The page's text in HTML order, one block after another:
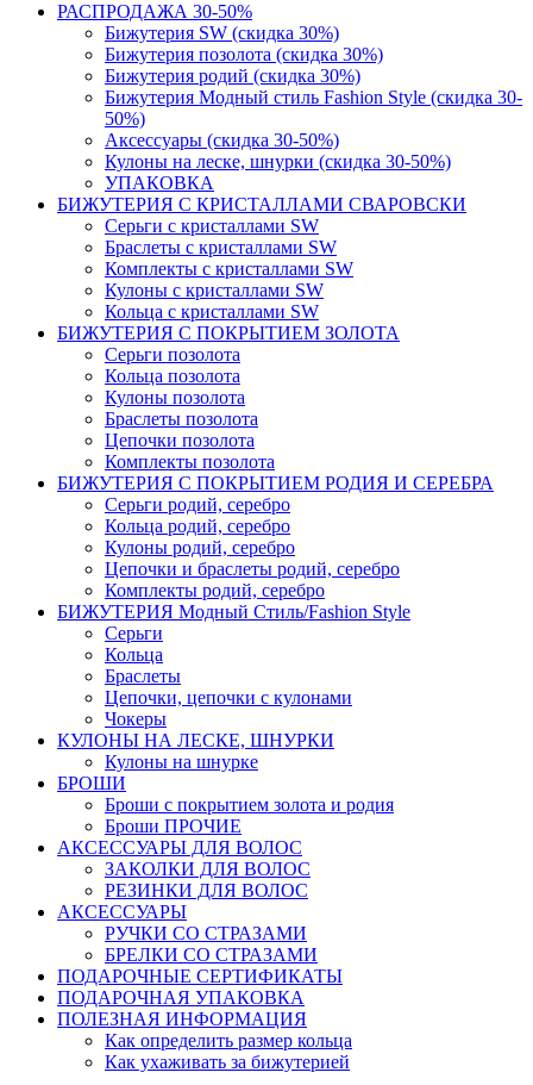
РАСПРОДАЖА 30-50%
Бижутерия SW (скидка 30%)
Бижутерия позолота (скидка 30%)
Бижутерия родий (скидка 30%)
Бижутерия Модный стиль Fashion Style (скидка 30-
50%)
Аксессуары (скидка 30-50%)
Кулоны на леске, шнурки (скидка 30-50%)
УПАКОВКА
БИЖУТЕРИЯ С КРИСТАЛЛАМИ СВАРОВСКИ
Серьги с кристаллами SW
Браслеты с кристаллами SW
Комплекты c кристаллами SW
Кулоны с кристаллами SW
Кольца с кристаллами SW
БИЖУТЕРИЯ С ПОКРЫТИЕМ ЗОЛОТА
Серьги позолота
Кольца позолота
Кулоны позолота
Браслеты позолота
Цепочки позолота
Комплекты позолота
БИЖУТЕРИЯ С ПОКРЫТИЕМ РОДИЯ И СЕРЕБРА
Серьги родий, серебро
Кольца родий, серебро
Кулоны родий, серебро
Цепочки и браслеты родий, серебро
Комплекты родий, серебро
БИЖУТЕРИЯ Модный Стиль/Fashion Style
Серьги
Кольца
Браслеты
Цепочки, цепочки с кулонами
Чокеры
КУЛОНЫ НА ЛЕСКЕ, ШНУРКИ
Кулоны на шнурке
БРОШИ
Броши с покрытием золота и родия
Броши ПРОЧИЕ
АКСЕССУАРЫ ДЛЯ ВОЛОС
ЗАКОЛКИ ДЛЯ ВОЛОС
РЕЗИНКИ ДЛЯ ВОЛОС
АКСЕССУАРЫ
РУЧКИ СО СТРАЗАМИ
БРЕЛКИ СО СТРАЗАМИ
ПОДАРОЧНЫЕ СЕРТИФИКАТЫ
ПОДАРОЧНАЯ УПАКОВКА
ПОЛЕЗНАЯ ИНФОРМАЦИЯ
Как определить размер кольца
Как ухаживать за бижутерией